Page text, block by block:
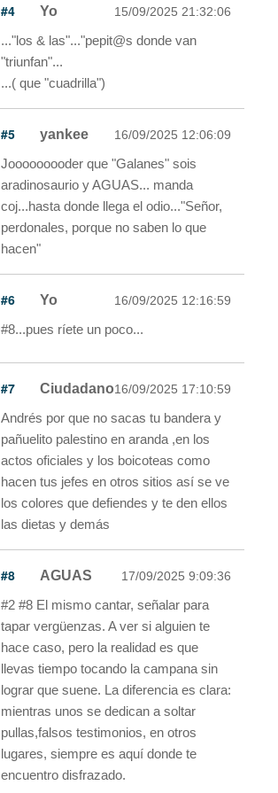
#4 Yo 15/09/2025 21:32:06
..."los & las"..."pepit@s donde van
"triunfan"...
...( que "cuadrilla")
#5 yankee 16/09/2025 12:06:09
Jooooooooder que "Galanes" sois
aradinosaurio y AGUAS... manda
coj...hasta donde llega el odio..."Señor,
perdonales, porque no saben lo que
hacen"
#6 Yo 16/09/2025 12:16:59
#8...pues ríete un poco...
#7 Ciudadano16/09/2025 17:10:59
Andrés por que no sacas tu bandera y
pañuelito palestino en aranda ,en los
actos oficiales y los boicoteas como
hacen tus jefes en otros sitios así se ve
los colores que defiendes y te den ellos
las dietas y demás
#8 AGUAS 17/09/2025 9:09:36
#2 #8 El mismo cantar, señalar para
tapar vergüenzas. A ver si alguien te
hace caso, pero la realidad es que
llevas tiempo tocando la campana sin
lograr que suene. La diferencia es clara:
mientras unos se dedican a soltar
pullas,falsos testimonios, en otros
lugares, siempre es aquí donde te
encuentro disfrazado.